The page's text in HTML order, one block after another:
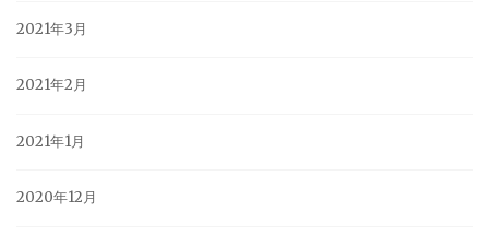
2021年3月
2021年2月
2021年1月
2020年12月